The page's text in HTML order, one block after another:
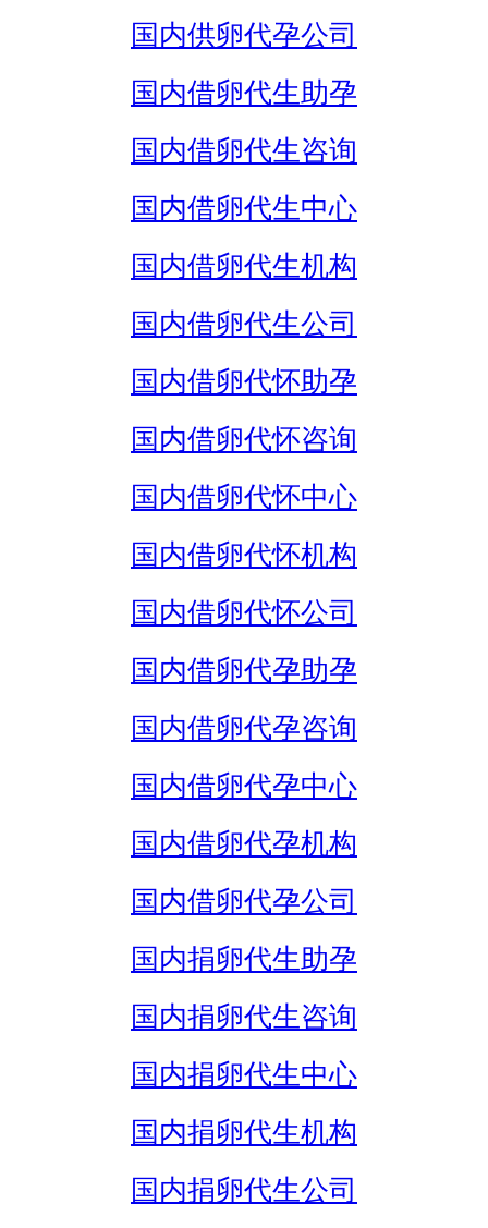
国内供卵代孕公司
国内借卵代生助孕
国内借卵代生咨询
国内借卵代生中心
国内借卵代生机构
国内借卵代生公司
国内借卵代怀助孕
国内借卵代怀咨询
国内借卵代怀中心
国内借卵代怀机构
国内借卵代怀公司
国内借卵代孕助孕
国内借卵代孕咨询
国内借卵代孕中心
国内借卵代孕机构
国内借卵代孕公司
国内捐卵代生助孕
国内捐卵代生咨询
国内捐卵代生中心
国内捐卵代生机构
国内捐卵代生公司